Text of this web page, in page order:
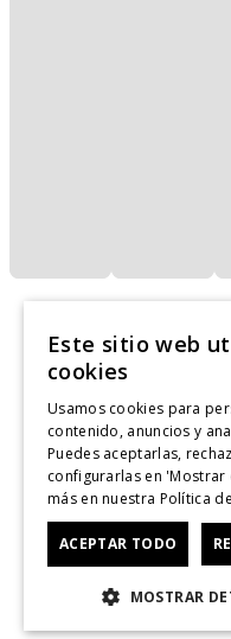
Legal
Cuenta
Dirección Oficina: Av.
Revisa
© 2025
Este sitio web
cookies
Usamos cookies para
contenido, anuncios y
Puedes aceptarlas,
configurarlas en 'Mostrar
más en nuestra Política
ACEPTAR TODO
MOSTRAR